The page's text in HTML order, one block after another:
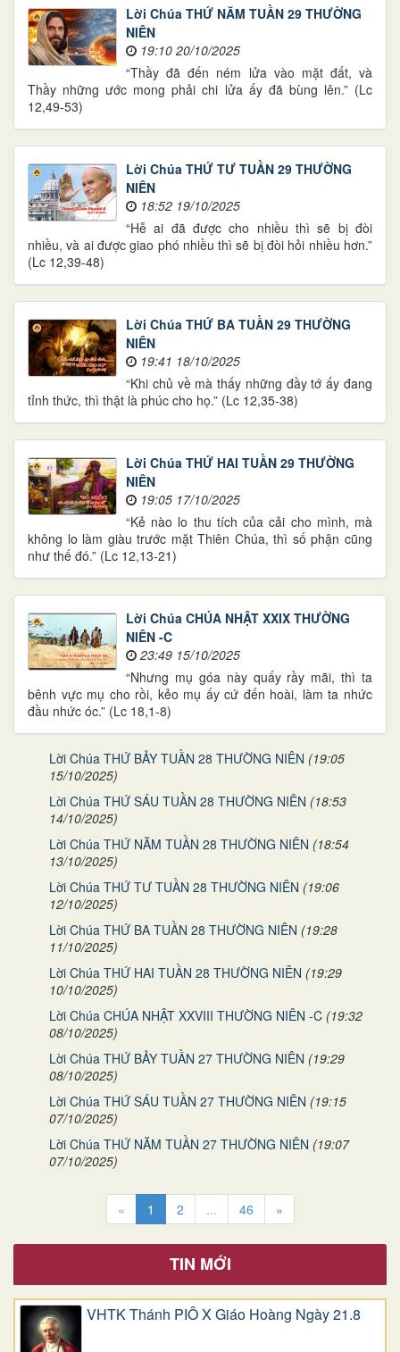
Lời Chúa THỨ NĂM TUẦN 29 THƯỜNG
NIÊN
19:10 20/10/2025
“Thầy đã đến ném lửa vào mặt đất, và
Thầy những ước mong phải chi lửa ấy đã bùng lên.” (Lc
12,49-53)
Lời Chúa THỨ TƯ TUẦN 29 THƯỜNG
NIÊN
18:52 19/10/2025
“Hễ ai đã được cho nhiều thì sẽ bị đòi
nhiều, và ai được giao phó nhiều thì sẽ bị đòi hỏi nhiều hơn.”
(Lc 12,39-48)
Lời Chúa THỨ BA TUẦN 29 THƯỜNG
NIÊN
19:41 18/10/2025
“Khi chủ về mà thấy những đầy tớ ấy đang
tỉnh thức, thì thật là phúc cho họ.” (Lc 12,35-38)
Lời Chúa THỨ HAI TUẦN 29 THƯỜNG
NIÊN
19:05 17/10/2025
“Kẻ nào lo thu tích của cải cho mình, mà
không lo làm giàu trước mặt Thiên Chúa, thì số phận cũng
như thế đó.” (Lc 12,13-21)
Lời Chúa CHÚA NHẬT XXIX THƯỜNG
NIÊN -C
23:49 15/10/2025
“Nhưng mụ góa này quấy rầy mãi, thì ta
bênh vực mụ cho rồi, kẻo mụ ấy cứ đến hoài, làm ta nhức
đầu nhức óc.” (Lc 18,1-8)
Lời Chúa THỨ BẢY TUẦN 28 THƯỜNG NIÊN (19:05
15/10/2025)
Lời Chúa THỨ SÁU TUẦN 28 THƯỜNG NIÊN (18:53
14/10/2025)
Lời Chúa THỨ NĂM TUẦN 28 THƯỜNG NIÊN (18:54
13/10/2025)
Lời Chúa THỨ TƯ TUẦN 28 THƯỜNG NIÊN (19:06
12/10/2025)
Lời Chúa THỨ BA TUẦN 28 THƯỜNG NIÊN (19:28
11/10/2025)
Lời Chúa THỨ HAI TUẦN 28 THƯỜNG NIÊN (19:29
10/10/2025)
Lời Chúa CHÚA NHẬT XXVIII THƯỜNG NIÊN -C (19:32
08/10/2025)
Lời Chúa THỨ BẢY TUẦN 27 THƯỜNG NIÊN (19:29
08/10/2025)
Lời Chúa THỨ SÁU TUẦN 27 THƯỜNG NIÊN (19:15
07/10/2025)
Lời Chúa THỨ NĂM TUẦN 27 THƯỜNG NIÊN (19:07
07/10/2025)
« 1 2 ... 46 »
TIN MỚI
VHTK Thánh PIÔ X Giáo Hoàng Ngày 21.8